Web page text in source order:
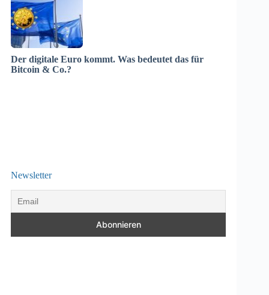
Der digitale Euro kommt. Was bedeutet das für
Bitcoin & Co.?
Newsletter